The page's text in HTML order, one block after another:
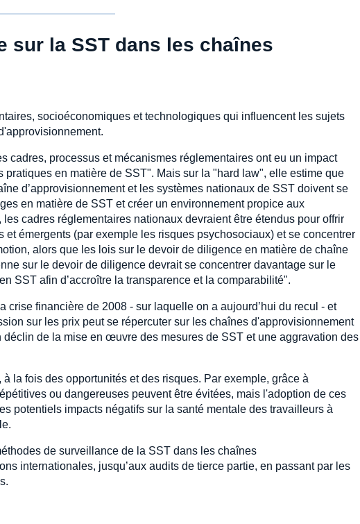
sur la SST dans les chaînes
socioéconomiques et technologiques qui influencent les sujets
cadres, processus et mécanismes réglementaires ont eu un impact
pratiques en matière de SST". Mais sur la "hard law", elle estime que
d’approvisionnement et les systèmes nationaux de SST doivent se
en matière de SST et créer un environnement propice aux
cadres réglementaires nationaux devraient être étendus pour offrir
émergents (par exemple les risques psychosociaux) et se concentrer
alors que les lois sur le devoir de diligence en matière de chaîne
sur le devoir de diligence devrait se concentrer davantage sur le
SST afin d’accroître la transparence et la comparabilité".
crise financière de 2008 - sur laquelle on a aujourd’hui du recul - et
sur les prix peut se répercuter sur les chaînes d'approvisionnement
de la mise en œuvre des mesures de SST et une aggravation des
la fois des opportunités et des risques. Par exemple, grâce à
ou dangereuses peuvent être évitées, mais l'adoption de ces
potentiels impacts négatifs sur la santé mentale des travailleurs à
de surveillance de la SST dans les chaînes
internationales, jusqu’aux audits de tierce partie, en passant par les